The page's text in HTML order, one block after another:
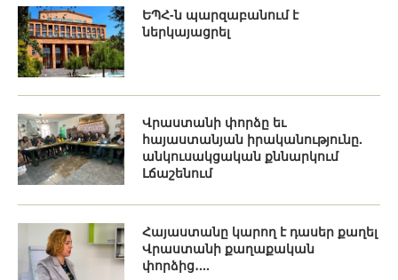
ԵՊՀ-ն պարզաբանում է
ներկայացրել
Վրաստանի փորձը եւ
հայաստանյան իրականությունը.
անկուսակցական քննարկում
Լճաշենում
Հայաստանը կարող է դասեր քաղել
Վրաստանի քաղաքական
փորձից․...